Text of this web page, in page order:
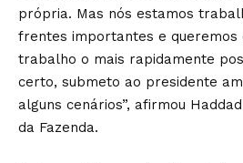
própria. Mas nós estamos
frentes importantes e queremos
trabalho o mais rapidamente
certo, submeto ao presidente
alguns cenários”, afirmou
da Fazenda.